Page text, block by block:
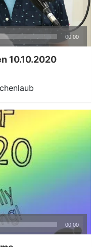
00:00
10.10.2020
00:00